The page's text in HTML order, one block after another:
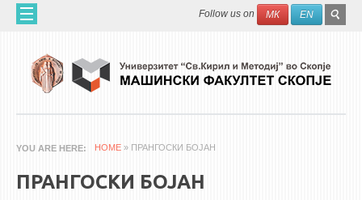
Skip to main content Search
Follow us on МК EN
ЗА НАС
60 ГОДИНИ МФ
НАУЧНА ДЕЈНОСТ
YOU ARE HERE HOME » ПРАНГОСКИ БОЈАН
ПРАНГОСКИ БОЈАН